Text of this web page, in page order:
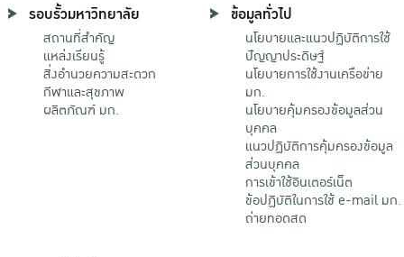
รอบรั้วมหาวิทยาลัย
สถานที่สำคัญ
แหล่งเรียนรู้
สิ่งอำนวยความสะดวก
กีฬาและสุขภาพ
ผลิตภัณฑ์ มก.
ข้อมูลทั่วไป
นโยบายและแนวปฏิบัติการใช้
ปัญญาประดิษฐ์
นโยบายการใช้งานเครือข่าย
มก.
นโยบายคุ้มครองข้อมูลส่วน
บุคคล
แนวปฏิบัติการคุ้มครองข้อมูล
ส่วนบุคคล
การเข้าใช้อินเตอร์เน็ต
ข้อปฏิบัติในการใช้ e-mail มก.
ถ่ายทอดสด